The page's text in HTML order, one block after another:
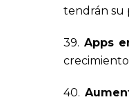
tendrán su
39. Apps
40.